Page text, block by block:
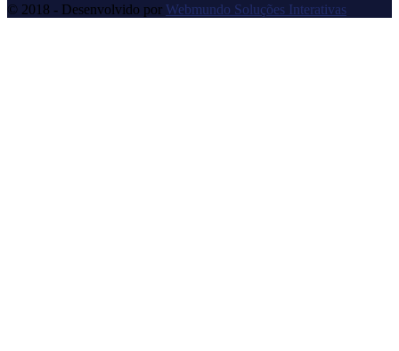
© 2018 - Desenvolvido por Webmundo Soluções Interativas